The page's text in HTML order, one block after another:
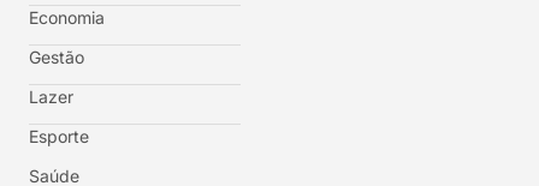
Economia
Gestão
Lazer
Esporte
Saúde